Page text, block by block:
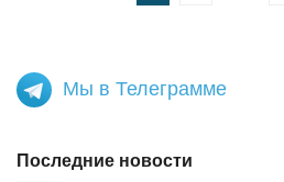
Мы в Телеграмме
Последние новости